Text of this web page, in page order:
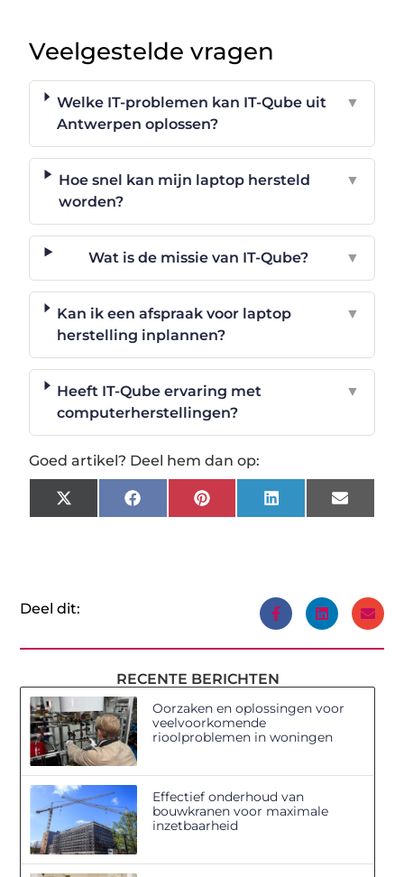
Veelgestelde vragen
Welke IT-problemen kan IT-Qube uit
Antwerpen oplossen?
▼
Hoe snel kan mijn laptop hersteld
worden?
▼
Wat is de missie van IT-Qube? ▼
Kan ik een afspraak voor laptop
herstelling inplannen?
▼
Heeft IT-Qube ervaring met
computerherstellingen?
▼
Goed artikel? Deel hem dan op:
X
(Twitter)
FacebookPinterestLinkedInEmail
Deel dit:
RECENTE BERICHTEN
Oorzaken en oplossingen voor
veelvoorkomende
rioolproblemen in woningen
Effectief onderhoud van
bouwkranen voor maximale
inzetbaarheid